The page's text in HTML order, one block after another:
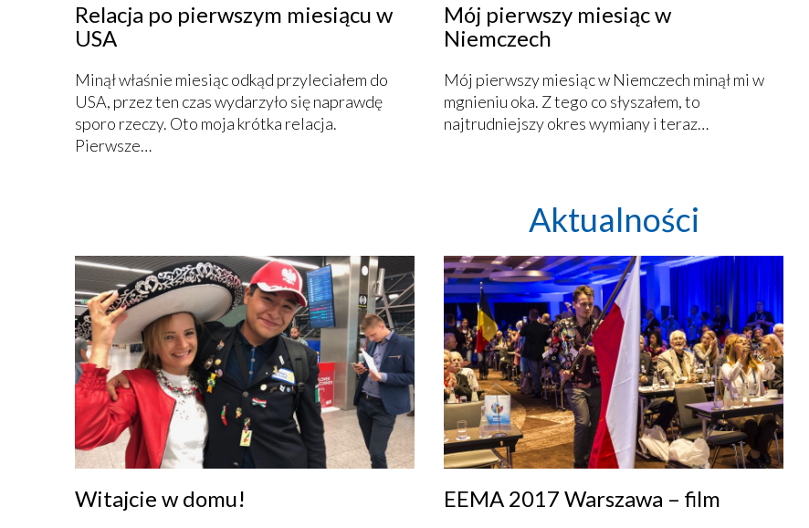
Relacja po pierwszym miesiącu w
USA
Minął właśnie miesiąc odkąd przyleciałem do
USA, przez ten czas wydarzyło się naprawdę
sporo rzeczy. Oto moja krótka relacja.
Pierwsze…
Mój pierwszy miesiąc w
Niemczech
Mój pierwszy miesiąc w Niemczech minął mi w
mgnieniu oka. Z tego co słyszałem, to
najtrudniejszy okres wymiany i teraz…
Aktualności
Witajcie w domu! EEMA 2017 Warszawa – film